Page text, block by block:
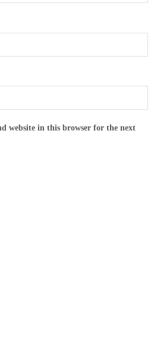
website in this browser for the next